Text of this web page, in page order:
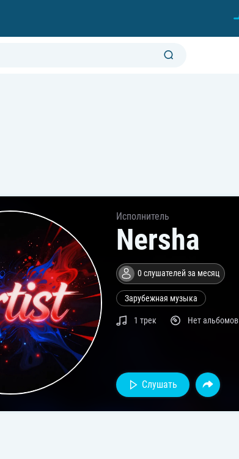
Исполнитель
Nersha
0 слушателей за месяц
Зарубежная музыка
1 трек Нет альбомов
Слушать